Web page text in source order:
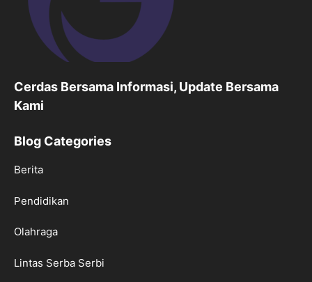
Cerdas Bersama Informasi, Update Bersama
Kami
Blog Categories
Berita
Pendidikan
Olahraga
Lintas Serba Serbi